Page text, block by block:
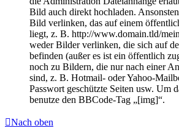
Bild auch direkt hochladen.
Bild verlinken, das auf einem
liegt, z. B. http://www.domain.tld/
weder Bilder verlinken, die sich auf
befinden (außer es ist ein öffentlich
noch zu Bildern, die nur nach einer
sind, z. B. Hotmail- oder Yahoo-
Passwort geschützte Seiten usw. Um
benutze den BBCode-Tag „[img]“.
Nach oben